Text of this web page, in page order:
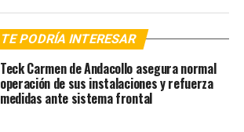
TE PODRÍA INTERESAR
Teck Carmen de Andacollo asegura normal
operación de sus instalaciones y refuerza
medidas ante sistema frontal